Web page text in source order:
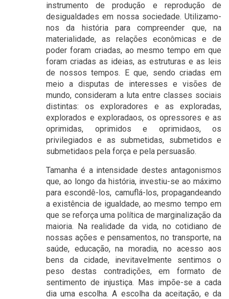
instrumento de produção e reprodução de
desigualdades em nossa sociedade. Utilizamo-
nos da história para compreender que, na
materialidade, as relações econômicas e de
poder foram criadas, ao mesmo tempo em que
foram criadas as ideias, as estruturas e as leis
de nossos tempos. E que, sendo criadas em
meio a disputas de interesses e visões de
mundo, consideram a luta entre classes sociais
distintas: os exploradores e as exploradas,
explorados e exploradaos, os opressores e as
oprimidas, oprimidos e oprimidaos, os
privilegiados e as submetidas, submetidos e
submetidaos pela força e pela persuasão.
Tamanha é a intensidade destes antagonismos
que, ao longo da história, investiu-se ao máximo
para escondê-los, camuflá-los, propagandeando
a existência de igualdade, ao mesmo tempo em
que se reforça uma política de marginalização da
maioria. Na realidade da vida, no cotidiano de
nossas ações e pensamentos, no transporte, na
saúde, educação, na moradia, no acesso aos
bens da cidade, inevitavelmente sentimos o
peso destas contradições, em formato de
sentimento de injustiça. Mas impõe-se a cada
dia uma escolha. A escolha da aceitação, e da